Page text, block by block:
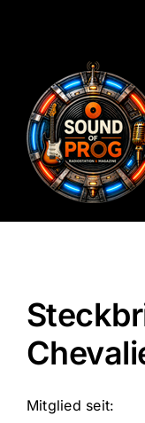
Mitglied seit: